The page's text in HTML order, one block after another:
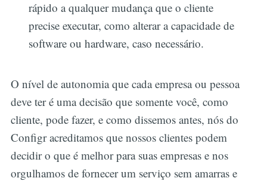
rápido a qualquer mudança que o cliente
precise executar, como alterar a capacidade de
software ou hardware, caso necessário.
O nível de autonomia que cada empresa ou pessoa
deve ter é uma decisão que somente você, como
cliente, pode fazer, e como dissemos antes, nós do
Configr acreditamos que nossos clientes podem
decidir o que é melhor para suas empresas e nos
orgulhamos de fornecer um serviço sem amarras e